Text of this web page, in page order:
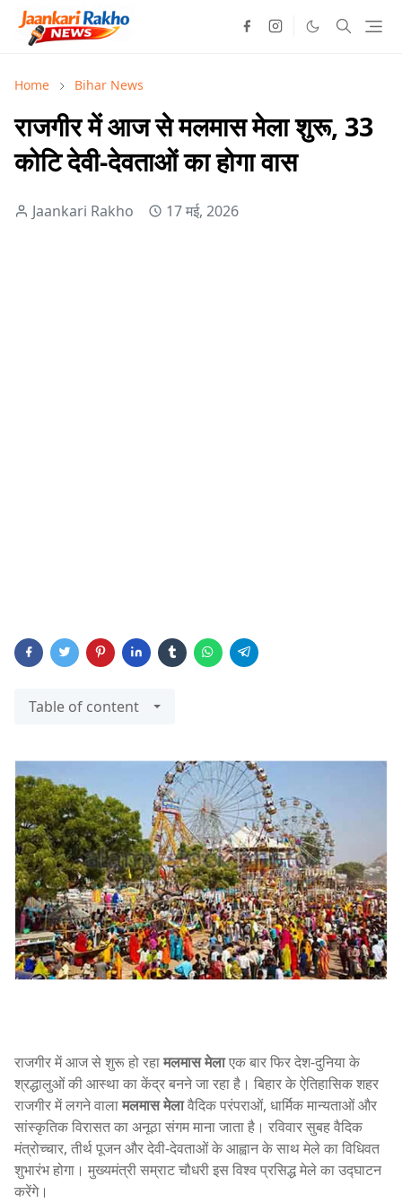
Home Bihar News
राजगीर में आज से मलमास मेला शुरू, 33
कोटि देवी-देवताओं का होगा वास
Jaankari Rakho 17 मई, 2026
Table of content
राजगीर में आज से शुरू हो रहामलमास मेलाएक बार फिर देश-दुनिया के
श्रद्धालुओं की आस्था का केंद्र बनने जा रहा है। बिहार के ऐतिहासिक शहर
राजगीर में लगने वालामलमास मेलावैदिक परंपराओं, धार्मिक मान्यताओं और
सांस्कृतिक विरासत का अनूठा संगम माना जाता है। रविवार सुबह वैदिक
मंत्रोच्चार, तीर्थ पूजन और देवी-देवताओं के आह्वान के साथ मेले का विधिवत
शुभारंभ होगा। मुख्यमंत्री सम्राट चौधरी इस विश्व प्रसिद्ध मेले का उद्घाटन
करेंगे।